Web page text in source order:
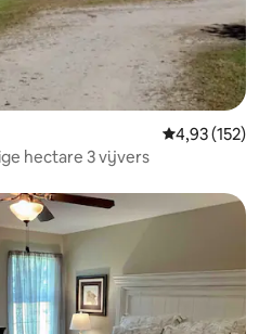
Gemiddelde
4,93 (152)
hectare 3 vijvers